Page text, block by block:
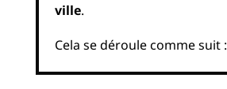
ville.
Cela se déroule comme suit :